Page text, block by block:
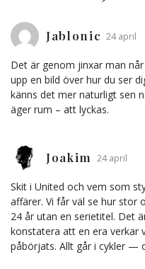
Jablonic 24 april
Det är genom jinxar man
upp en bild över hur du ser
känns det mer naturligt sen
äger rum – att lyckas.
Joakim 24 april
Skit i United och vem som
affärer. Vi får väl se hur stor
24 år utan en serietitel. Det
konstatera att en era verkar
påbörjats. Allt går i cykler —